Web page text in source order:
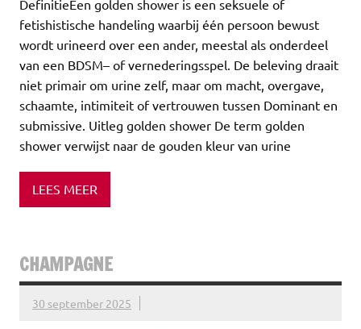
DefinitieEen golden shower is een seksuele of
fetishistische handeling waarbij één persoon bewust
wordt urineerd over een ander, meestal als onderdeel
van een BDSM– of vernederingsspel. De beleving draait
niet primair om urine zelf, maar om macht, overgave,
schaamte, intimiteit of vertrouwen tussen Dominant en
submissive. Uitleg golden shower De term golden
shower verwijst naar de gouden kleur van urine
LEES MEER
CHAMPAGNE
30 september 2025